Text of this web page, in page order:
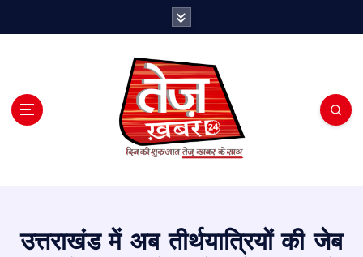
उत्तराखंड में अब तीर्थयात्रियों की जेब